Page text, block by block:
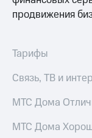
продвижения
Тарифы
Связь, ТВ и
МТС Дома
МТС Дома